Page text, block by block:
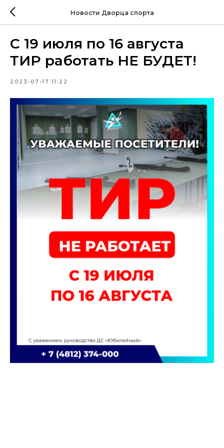
Новости Дворца спорта
С 19 июля по 16 августа
ТИР работать НЕ БУДЕТ!
2023-07-17 11:22